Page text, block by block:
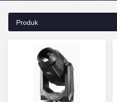
Produk